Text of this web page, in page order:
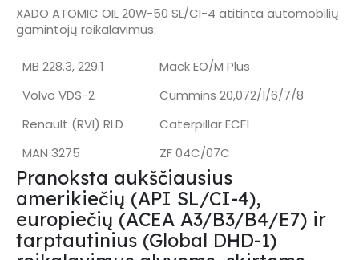
XADO ATOMIC OIL 20W-50 SL/CI-4 atitinta automobilių
gamintojų reikalavimus:
MB 228.3, 229.1
Mack EO/M Plus
Volvo VDS-2
Cummins 20,072/1/6/7/8
Renault (RVI) RLD
Caterpillar ECF1
MAN 3275
ZF 04C/07C
Pranoksta aukščiausius
amerikiečių (API SL/CI-4),
europiečių (ACEA A3/B3/B4/E7) ir
tarptautinius (Global DHD-1)